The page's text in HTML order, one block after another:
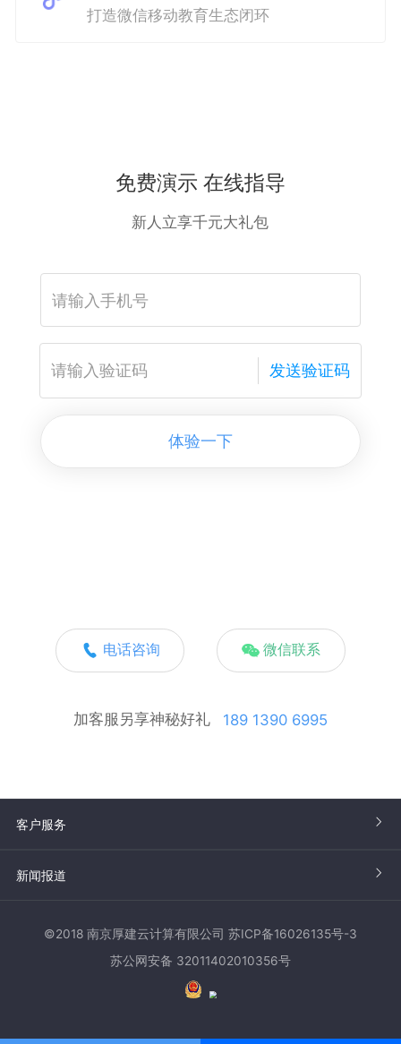
打造微信移动教育生态闭环
免费演示 在线指导
新人立享千元大礼包
发送验证码
体验一下
电话咨询 微信联系
加客服另享神秘好礼 189 1390 6995
客户服务
新闻报道
©2018 南京厚建云计算有限公司 苏ICP备16026135号-3
苏公网安备 32011402010356号